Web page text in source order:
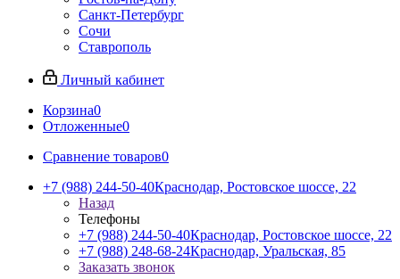
Санкт-Петербург
Сочи
Ставрополь
Личный кабинет
Корзина0
Отложенные0
Сравнение товаров0
+7 (988) 244-50-40Краснодар, Ростовское шоссе, 22
Назад
Телефоны
+7 (988) 244-50-40Краснодар, Ростовское шоссе, 22
+7 (988) 248-68-24Краснодар, Уральская, 85
Заказать звонок